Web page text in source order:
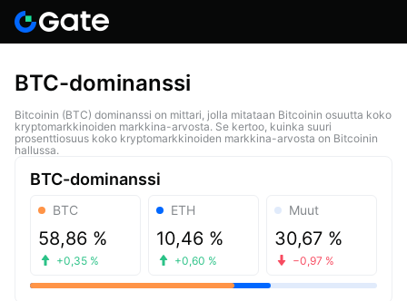
BTC-dominanssi
Bitcoinin (BTC) dominanssi on mittari, jolla mitataan Bitcoinin osuutta koko
kryptomarkkinoiden markkina-arvosta. Se kertoo, kuinka suuri
prosenttiosuus koko kryptomarkkinoiden markkina-arvosta on Bitcoinin
hallussa.
BTC-dominanssi
BTC
58,86 %
+0,35 %
ETH
10,46 %
+0,60 %
Muut
30,67 %
−0,97 %